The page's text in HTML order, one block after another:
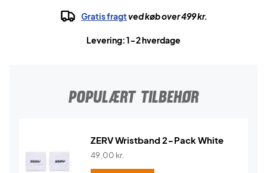
Gratis fragtved køb over 499 kr.
Levering: 1-2 hverdage
POPULÆRT TILBEHØR
ZERV Wristband 2-Pack White
49,00 kr.